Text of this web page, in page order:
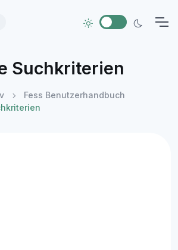
Suchkriterien
Fess Benutzerhandbuch